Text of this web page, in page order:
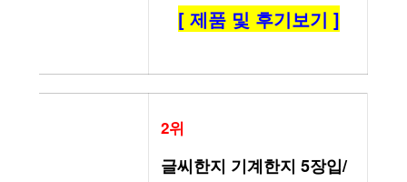
[ 제품 및 후기보기 ]
2위
글씨한지 기계한지 5장입/